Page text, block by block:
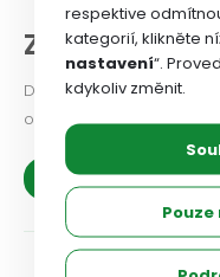
Z našich
Dejte odborovému
organizaci řešíte, co se
Zobrazit více
respektive
kategorií, klikněte
nastavení“.
kdykoliv změnit.